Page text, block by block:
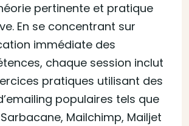
pertinente et pratique
En se concentrant sur
immédiate des
chaque session inclut
pratiques utilisant des
populaires tels que
Mailchimp, Mailjet